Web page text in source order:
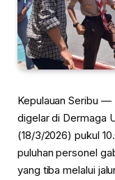
Kepulauan Seribu —
digelar di Dermaga
(18/3/2026) pukul
puluhan personel
yang tiba melalui